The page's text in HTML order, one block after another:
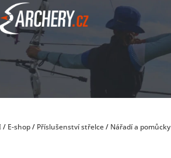
Domů
/ E-shop/ Příslušenství střelce/ Nářadí a pomůcky